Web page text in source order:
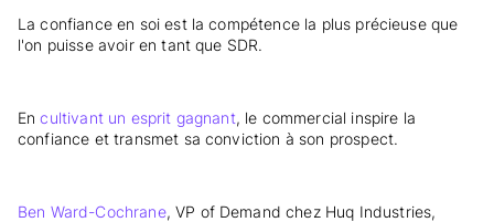
La confiance en soi est la compétence la plus précieuse que
l'on puisse avoir en tant que SDR.
Encultivant un esprit gagnant, le commercial inspire la
confiance et transmet sa conviction à son prospect.
Ben Ward-Cochrane, VP of Demand chez Huq Industries,